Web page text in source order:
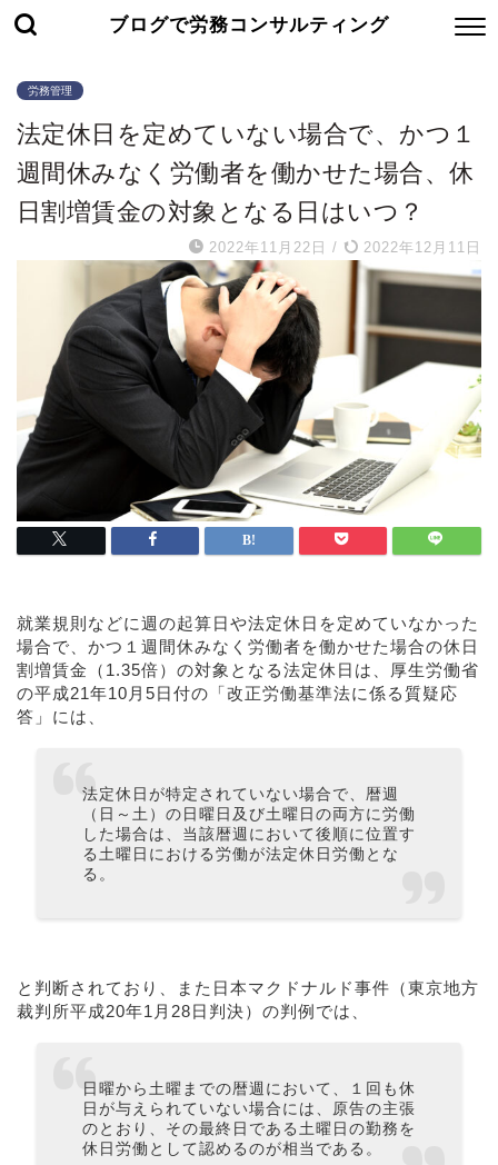
ブログで労務コンサルティング
労務管理
法定休日を定めていない場合で、かつ１
週間休みなく労働者を働かせた場合、休
日割増賃金の対象となる日はいつ？
2022年11月22日 / 2022年12月11日
就業規則などに週の起算日や法定休日を定めていなかった
場合で、かつ１週間休みなく労働者を働かせた場合の休日
割増賃金（1.35倍）の対象となる法定休日は、厚生労働省
の平成21年10月5日付の「改正労働基準法に係る質疑応
答」には、
法定休日が特定されていない場合で、暦週
（日～土）の日曜日及び土曜日の両方に労働
した場合は、当該暦週において後順に位置す
る土曜日における労働が法定休日労働とな
る。
と判断されており、また日本マクドナルド事件（東京地方
裁判所平成20年1月28日判決）の判例では、
日曜から土曜までの暦週において、１回も休
日が与えられていない場合には、原告の主張
のとおり、その最終日である土曜日の勤務を
休日労働として認めるのが相当である。